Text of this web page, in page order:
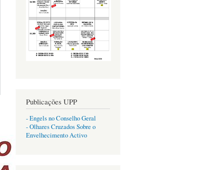
Publicações UPP
- Engels no Conselho Geral
- Olhares Cruzados Sobre o
Envelhecimento Activo